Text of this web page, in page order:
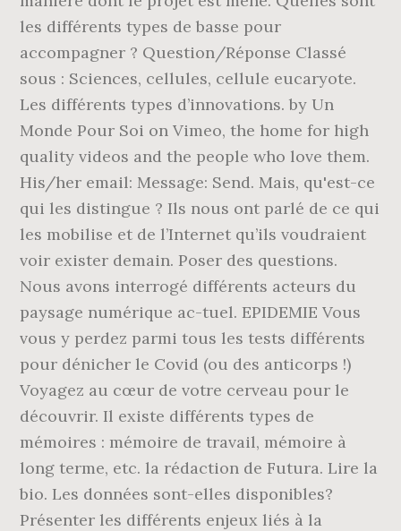
les différents types de basse pour
accompagner ? Question/Réponse Classé
sous : Sciences, cellules, cellule eucaryote.
Les différents types d’innovations. by Un
Monde Pour Soi on Vimeo, the home for high
quality videos and the people who love them.
His/her email: Message: Send. Mais, qu'est-ce
qui les distingue ? Ils nous ont parlé de ce qui
les mobilise et de l’Internet qu’ils voudraient
voir exister demain. Poser des questions.
Nous avons interrogé différents acteurs du
paysage numérique ac-tuel. EPIDEMIE Vous
vous y perdez parmi tous les tests différents
pour dénicher le Covid (ou des anticorps !)
Voyagez au cœur de votre cerveau pour le
découvrir. Il existe différents types de
mémoires : mémoire de travail, mémoire à
long terme, etc. la rédaction de Futura. Lire la
bio. Les données sont-elles disponibles?
Présenter les différents enjeux liés à la